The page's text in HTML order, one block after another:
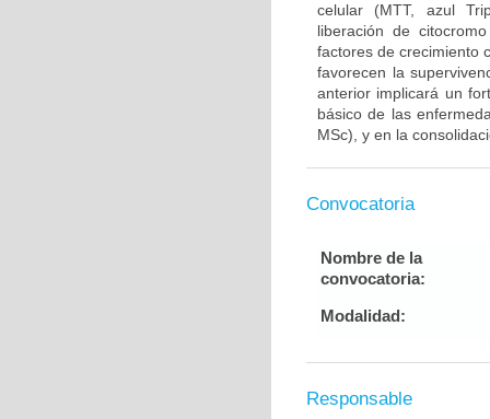
celular (MTT, azul
liberación de
factores de crecimiento
favorecen la
anterior implicará un
básico de las
MSc), y en la
Convocatoria
Nombre de la
convocatoria:
Modalidad:
Responsable